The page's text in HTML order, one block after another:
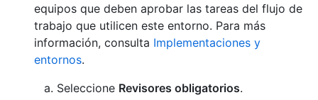
equipos que deben aprobar las tareas del flujo de
trabajo que utilicen este entorno. Para más
información, consulta Implementaciones y
entornos.
Seleccione Revisores obligatorios.